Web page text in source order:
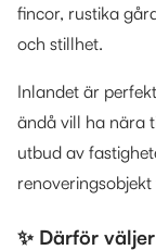
fincor, rustika
och stillhet.
Inlandet är
ändå vill ha nära
utbud av
✨ Därför